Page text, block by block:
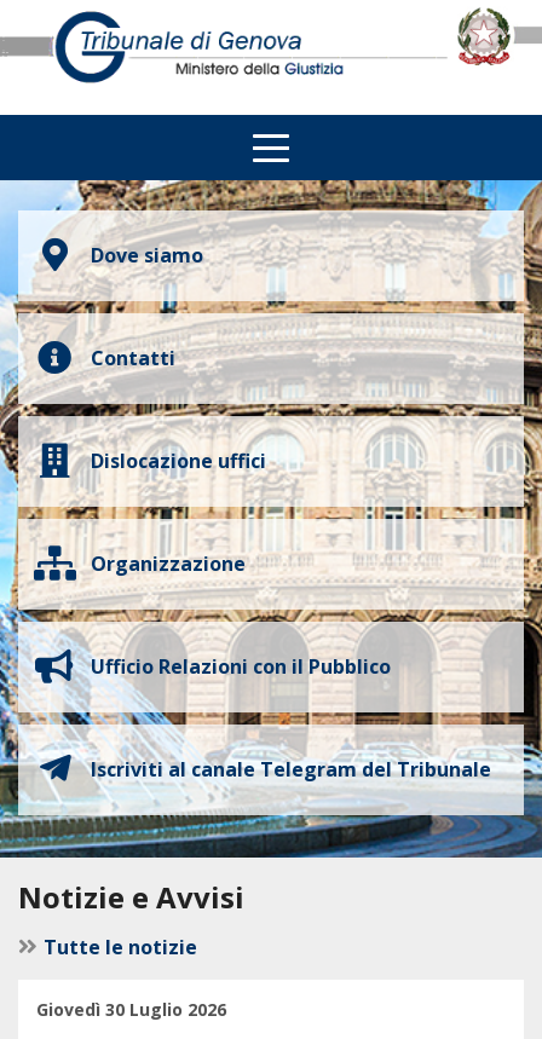
Dove siamo
Contatti
Dislocazione uffici
Organizzazione
Ufficio Relazioni con il Pubblico
Iscriviti al canale Telegram del Tribunale
Notizie e Avvisi
Tutte le notizie
Giovedì 30 Luglio 2026